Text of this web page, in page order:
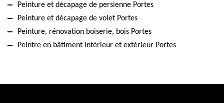
Peinture et décapage de persienne Portes
Peinture et décapage de volet Portes
Peinture, rénovation boiserie, bois Portes
Peintre en bâtiment intérieur et extérieur Portes